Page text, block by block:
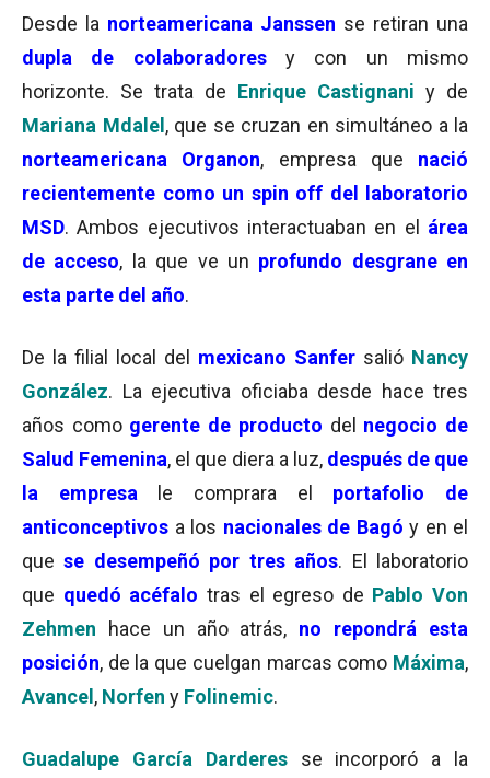
Desde la norteamericana Janssen se retiran una
dupla de colaboradores
y con un mismo
horizonte. Se trata de Enrique Castignani y de
Mariana Mdalel , que se cruzan en simultáneo a la
norteamericana Organon, empresa que nació
recientemente como un spin off del laboratorio
MSD. Ambos ejecutivos interactuaban en el
área
de acceso, la que ve un profundo desgrane en
esta parte del año.
De la filial local del mexicano Sanfer salió Nancy
González. La ejecutiva oficiaba desde hace tres
años como gerente de producto del negocio de
Salud Femenina, el que diera a luz, después de que
la empresa le comprara el portafolio de
anticonceptivos a los nacionales de Bagó y en el
quese desempeñó por tres años. El laboratorio
que quedó acéfalo tras el egreso de Pablo Von
Zehmen hace un año atrás, no repondrá esta
posición, de la que cuelgan marcas como Máxima,
Avancel , Norfen y Folinemic.
Guadalupe García Darderes
se incorporó a la